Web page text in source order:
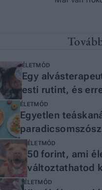
ÉLETMÓD
Egy
esti rutint, és
szüksége van
ÉLETMÓD
Egyetlen
étele lett a
ÉLETMÓD
50 forint, ami
változtathatod
palackot!
ÉLETMÓD